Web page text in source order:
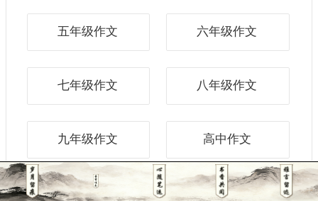
五年级作文 六年级作文
七年级作文 八年级作文
九年级作文 高中作文